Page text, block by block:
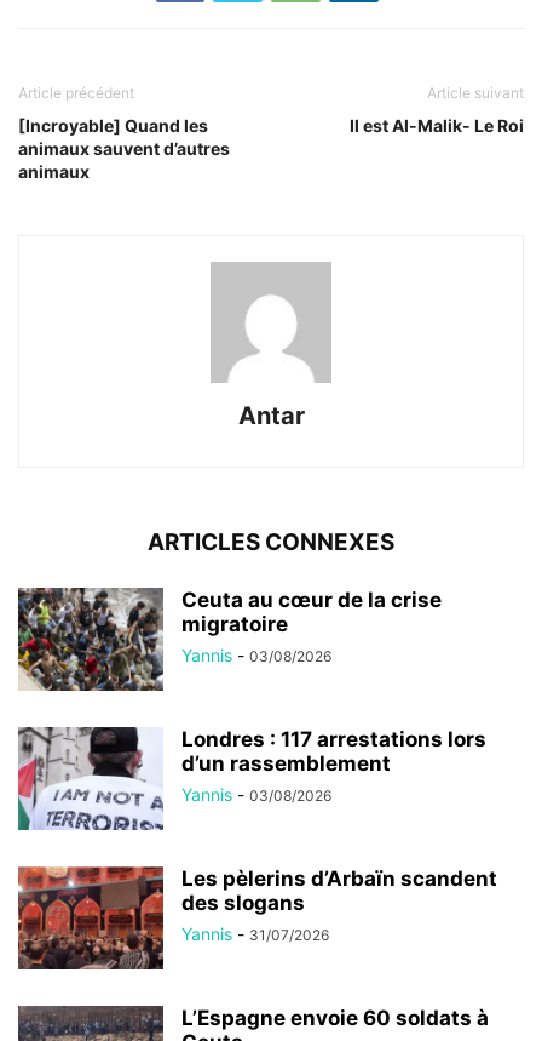
Article précédent
[Incroyable] Quand les
animaux sauvent d’autres
animaux
Article suivant
Il est Al-Malik- Le Roi
Antar
ARTICLES CONNEXES
Ceuta au cœur de la crise
migratoire
Yannis - 03/08/2026
Londres : 117 arrestations lors
d’un rassemblement
Yannis - 03/08/2026
Les pèlerins d’Arbaïn scandent
des slogans
Yannis - 31/07/2026
L’Espagne envoie 60 soldats à